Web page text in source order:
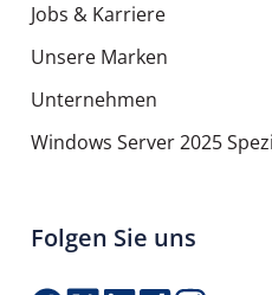
Jobs & Karriere
Unsere Marken
Unternehmen
Windows Server 2025
Folgen Sie uns